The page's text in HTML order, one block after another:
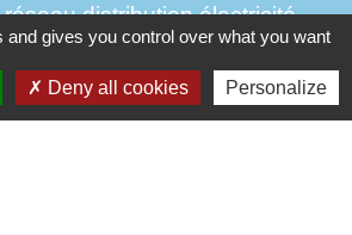
distribution électricité
institutionnels
gives you control over what you want
Deny all cookies Personalize